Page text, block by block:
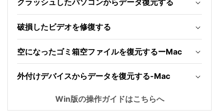
クラッシュしたパソコンからデータ復元する
破損したビデオを修復する
空になったゴミ箱空ファイルを復元するーMac
外付けデバイスからデータを復元する-Mac
Win版の操作ガイドはこちらへ